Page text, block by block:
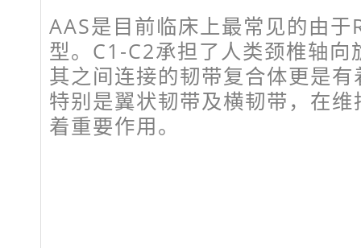
AAS是目前临床上最常见的由
型。C1-C2承担了人类颈椎轴
其之间连接的韧带复合体更是
特别是翼状韧带及横韧带，在
着重要作用。